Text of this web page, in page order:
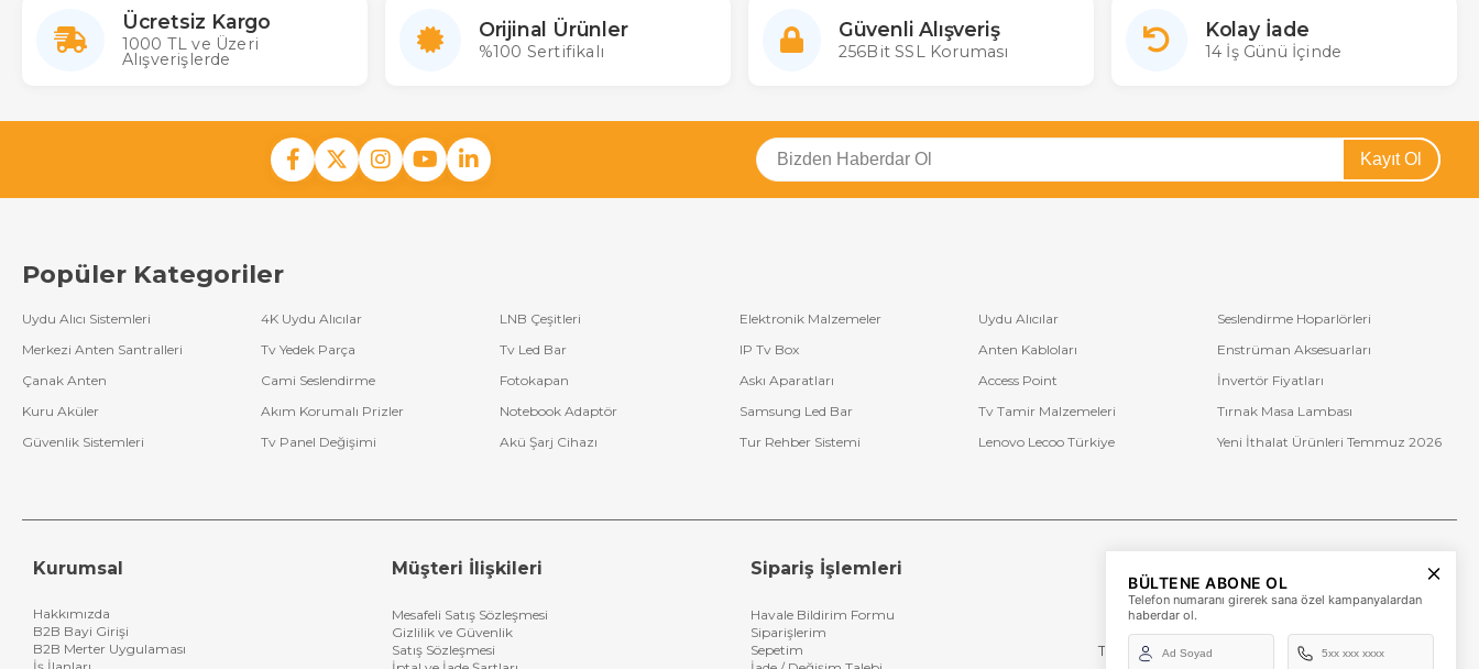
Ücretsiz Kargo
1000 TL ve Üzeri
Alışverişlerde
Orijinal Ürünler
%100 Sertifikalı
Güvenli Alışveriş
256Bit SSL Koruması
Kolay İade
14 İş Günü İçinde
Kayıt Ol
Popüler Kategoriler
Uydu Alıcı Sistemleri 4K Uydu Alıcılar LNB Çeşitleri Elektronik Malzemeler Uydu Alıcılar
Seslendirme Hoparlörleri
Merkezi Anten Santralleri
Tv Yedek Parça Tv Led Bar IP Tv Box Anten Kabloları
Enstrüman Aksesuarları
Çanak Anten
Cami Seslendirme Fotokapan Askı Aparatları Access Point
İnvertör Fiyatları
Kuru Aküler
Akım Korumalı Prizler Notebook Adaptör Samsung Led Bar Tv Tamir Malzemeleri
Tırnak Masa Lambası
Güvenlik Sistemleri
Tv Panel Değişimi Akü Şarj Cihazı Tur Rehber Sistemi Lenovo Lecoo Türkiye Yeni İthalat Ürünleri Temmuz 2026
Kurumsal
Hakkımızda
B2B Bayi Girişi
B2B Merter Uygulaması
Müşteri İlişkileri
Mesafeli Satış Sözleşmesi
Gizlilik ve Güvenlik
Satış Sözleşmesi
Sipariş İşlemleri
Havale Bildirim Formu
Siparişlerim
Sepetim
+90 (850) 473 08 08
Tevfik Bey Mah. Dr. Ali Demir Cd. No:51 Kat:2 Kobi İş
Merkezi
BÜLTENE ABONE OL
Telefon numaranı girerek sana özel kampanyalardan
haberdar ol.